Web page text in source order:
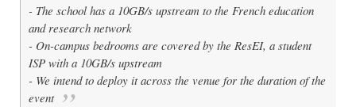
- The school has a 10GB/s upstream to the French education
and research network
- On-campus bedrooms are covered by the ResEI, a student
ISP with a 10GB/s upstream
- We intend to deploy it across the venue for the duration of the
event